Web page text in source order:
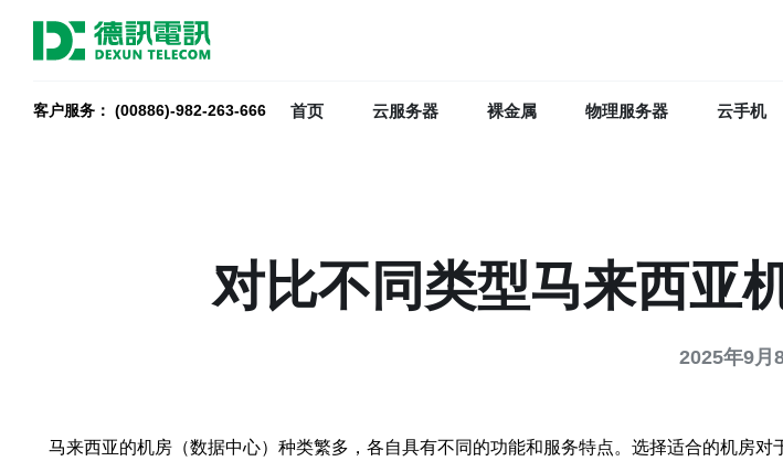
客户服务： (00886)-982-263-666 首页 云服务器 裸金属 物理服务器 云手机
对比不同类型马来西亚
2025年9月
马来西亚的机房（数据中心）种类繁多，各自具有不同的功能和服务特点。选择适合的机房